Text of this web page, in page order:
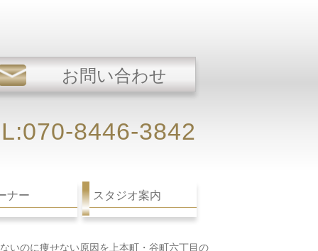
お問い合わせ
8446-3842
ナー スタジオ案内
いのに痩せない原因を上本町・谷町六丁目の